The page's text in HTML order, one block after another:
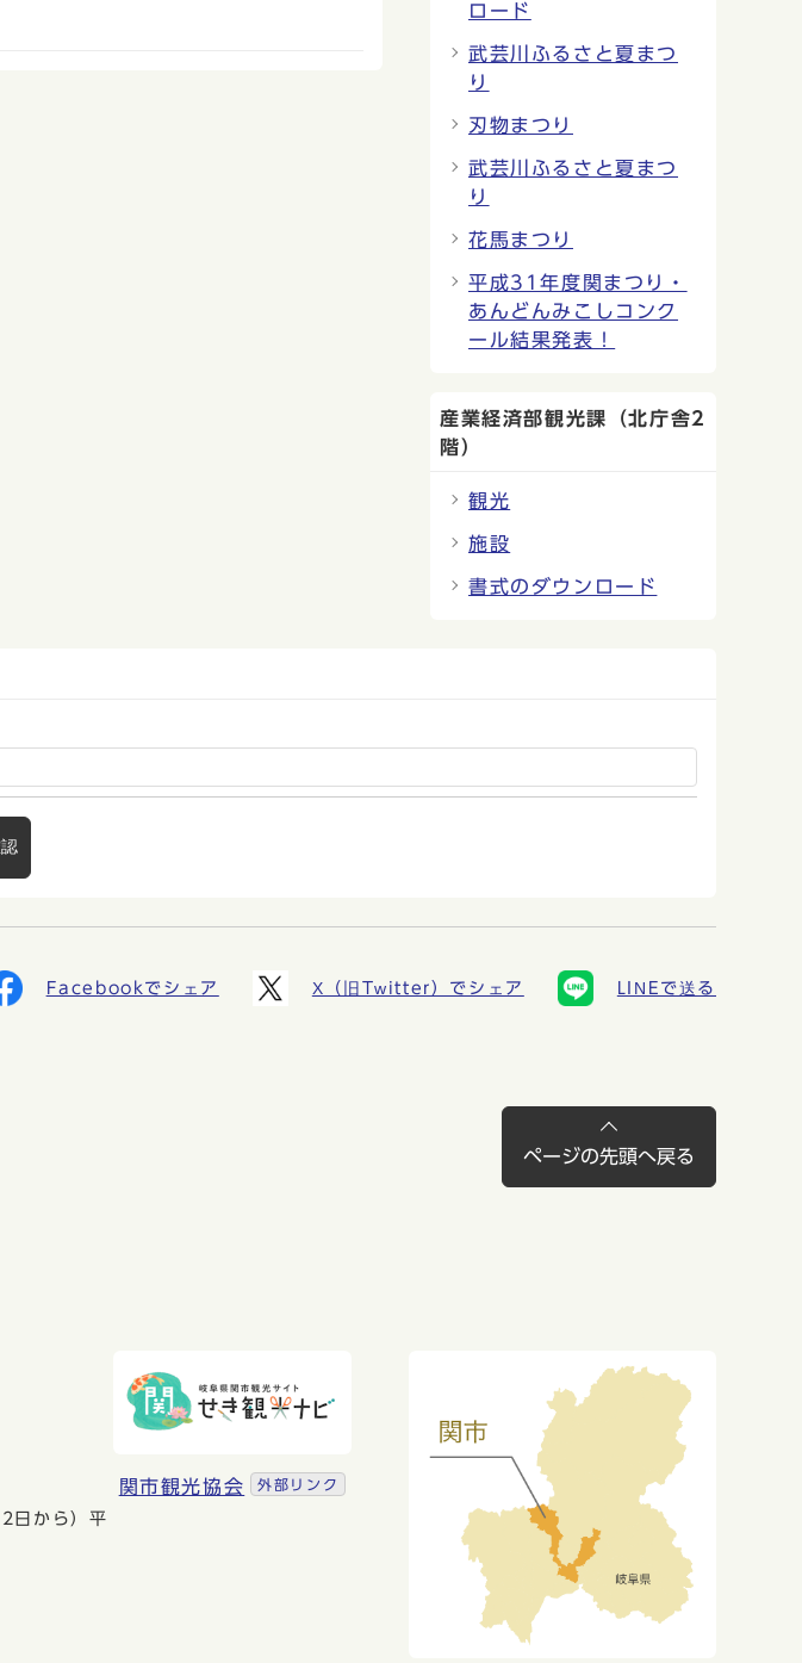
ロード
武芸川ふるさと夏まつ
り
刃物まつり
武芸川ふるさと夏まつ
り
花馬まつり
平成31年度関まつり・
あんどんみこしコンク
ール結果発表！
産業経済部観光課（北庁舎2
階）
観光
施設
書式のダウンロード
Facebookでシェア X（旧Twitter）でシェア LINEで送る
ページの先頭へ戻る
日から）平
関市観光協会 外部リンク